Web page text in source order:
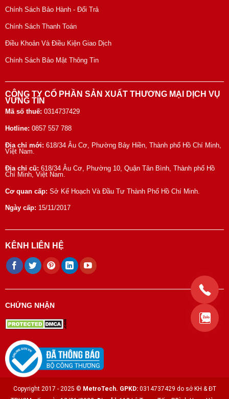
Chính Sách Bảo Hành - Đổi Trả
Chính Sách Thanh Toán
Điều Khoản Và Điều Kiện Giao Dịch
Chính Sách Bảo Mật Thông Tin
CÔNG TY CỔ PHẦN SẢN XUẤT THƯƠNG MẠI DỊCH VỤ
VỮNG TÍN
Mã số thuế: 0314737429
Hotline: 0857 557 788
Địa chỉ mới: 618/34 Âu Cơ, Phường Bảy Hiền, Thành phố Hồ Chí Minh,
Việt Nam.
Địa chỉ cũ: 618/34 Âu Cơ, Phường 10, Quận Tân Bình, Thành phố Hồ
Chí Minh, Việt Nam.
Cơ quan cấp: Sở Kế Hoạch Và Đầu Tư Thành Phố Hồ Chí Minh.
Ngày cấp: 15/11/2017
KÊNH LIÊN HỆ
CHỨNG NHẬN
Copyright 2017 - 2025 © MetroTech. GPKD:0314737429 do sở KH & ĐT